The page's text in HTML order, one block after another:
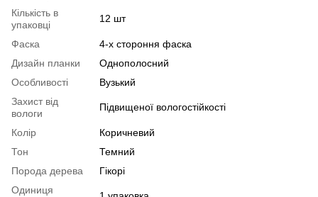
Кількість в
упаковці
12 шт
Фаска
4-х стороння фаска
Дизайн планки
Однополосний
Особливості
Вузький
Захист від
вологи
Підвищеної вологостійкості
Колір
Коричневий
Тон
Темний
Порода дерева
Гікорі
Одиниця